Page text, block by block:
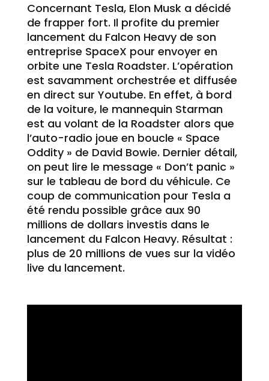
Concernant Tesla, Elon Musk a décidé
de frapper fort. Il profite du premier
lancement du Falcon Heavy de son
entreprise SpaceX pour envoyer en
orbite une Tesla Roadster. L’opération
est savamment orchestrée et diffusée
en direct sur Youtube. En effet, à bord
de la voiture, le mannequin Starman
est au volant de la Roadster alors que
l’auto-radio joue en boucle « Space
Oddity » de David Bowie. Dernier détail,
on peut lire le message « Don’t panic »
sur le tableau de bord du véhicule. Ce
coup de communication pour Tesla a
été rendu possible grâce aux 90
millions de dollars investis dans le
lancement du Falcon Heavy. Résultat :
plus de 20 millions de vues sur la vidéo
live du lancement.